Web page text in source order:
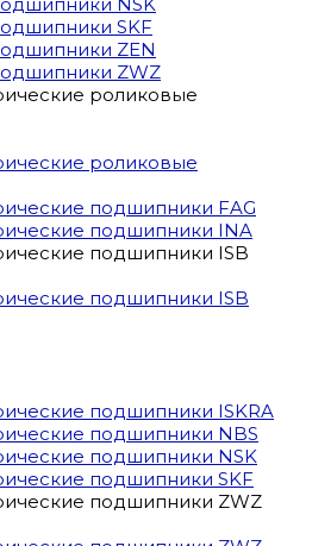
SKF
ZEN
ZWZ
роликовые
роликовые
подшипники FAG
подшипники INA
подшипники ISB
подшипники ISB
подшипники ISKRA
подшипники NBS
подшипники NSK
подшипники SKF
подшипники ZWZ